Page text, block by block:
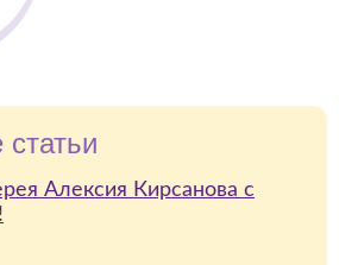
Алексия Кирсанова с